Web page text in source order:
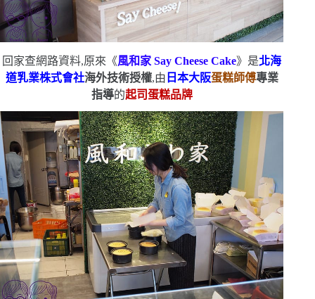
回家查網路資料,原來《風和家 Say Cheese Cake》是北海
道乳業株式會社海外技術授權,由 日本大阪蛋糕師傅專業
指導的起司蛋糕品牌